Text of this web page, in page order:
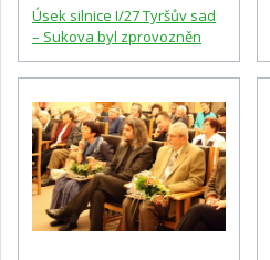
Úsek silnice I/27 Tyršův sad
– Sukova byl zprovozněn